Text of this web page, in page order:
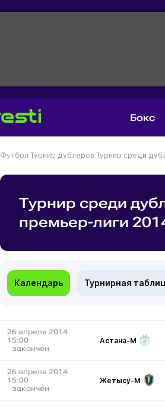
Бокс
Футбол Турнир дублеров Турнир среди
Турнир среди
премьер-лиги
Календарь Турнирная
26 апреля 2014
15:00
закончен
Астана-М
26 апреля 2014
15:00
закончен
Жетысу-М